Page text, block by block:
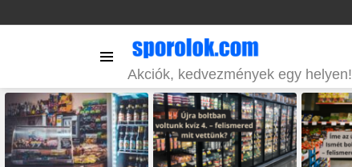
Akciók, kedvezmények egy helyen!
STORIES